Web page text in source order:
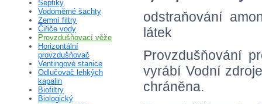
odstraňování
látek
Provzdušňování
vyrábí Vodní
chráněna.
Septiky
Vodoměrné šachty
Zemní filtry
Čiřiče vody
Provzdušňovací věže
Horizontální
provzdušňovač
Ventingové stanice
Odlučovač lehkých
kapalin
Biofiltry
Biologický